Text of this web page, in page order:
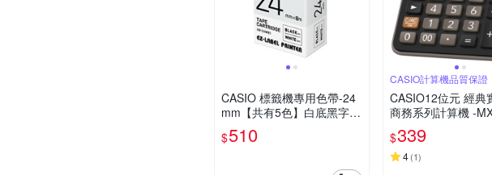
CASIO 標籤機專用色帶-24
mm【共有5色】白底黑字(X
R-24WE1)
$510
CASIO計算機品質保證
CASIO12位元 經典
商務系列計算機 -
$339
4(1)